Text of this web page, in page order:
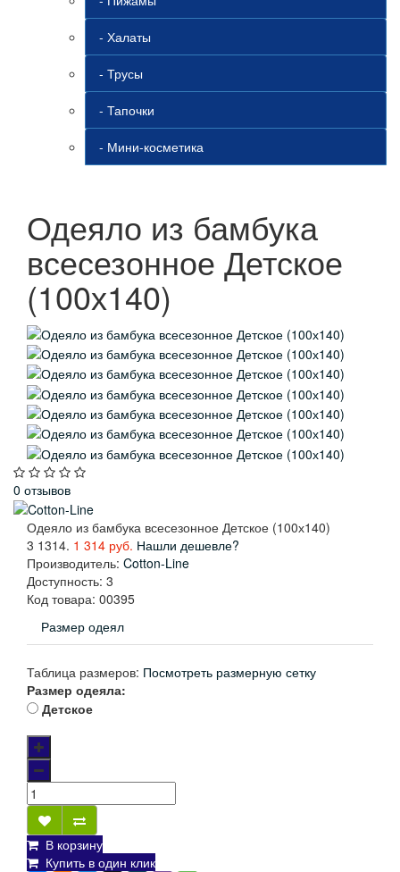
- Халаты
- Трусы
- Тапочки
- Мини-косметика
Одеяло из бамбука
всесезонное Детское
(100х140)
0 отзывов
Одеяло из бамбука всесезонное Детское (100х140)
3 1314. 1 314 руб. Нашли дешевле?
Производитель: Cotton-Line
Доступность: 3
Код товара: 00395
Размер одеял
Таблица размеров: Посмотреть размерную сетку
Размер одеяла:
Детское
В корзину
Купить в один клик